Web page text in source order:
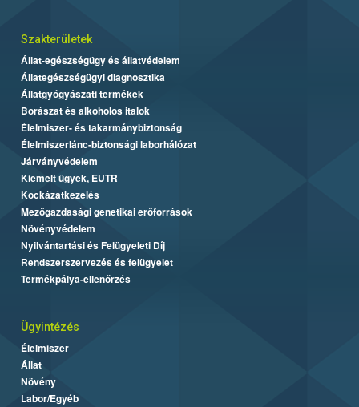
Szakterületek
Állat-egészségügy és állatvédelem
Állategészségügyi diagnosztika
Állatgyógyászati termékek
Borászat és alkoholos italok
Élelmiszer- és takarmánybiztonság
Élelmiszerlánc-biztonsági laborhálózat
Járványvédelem
Kiemelt ügyek, EUTR
Kockázatkezelés
Mezőgazdasági genetikai erőforrások
Növényvédelem
Nyilvántartási és Felügyeleti Díj
Rendszerszervezés és felügyelet
Termékpálya-ellenőrzés
Ügyintézés
Élelmiszer
Állat
Növény
Labor/Egyéb